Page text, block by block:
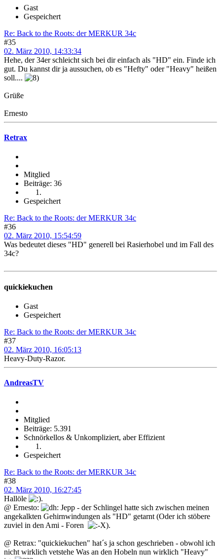
Gast
Gespeichert
Re: Back to the Roots: der MERKUR 34c
#35
02. März 2010, 14:33:34
Hehe, der 34er schleicht sich bei dir einfach als "HD" ein. Finde ich
gut. Du kannst dir ja aussuchen, ob es "Hefty" oder "Heavy" heißen
soll....
Grüße
Ernesto
Retrax
Mitglied
Beiträge: 36
Gespeichert
Re: Back to the Roots: der MERKUR 34c
#36
02. März 2010, 15:54:59
Was bedeutet dieses "HD" generell bei Rasierhobel und im Fall des
34c?
quickiekuchen
Gast
Gespeichert
Re: Back to the Roots: der MERKUR 34c
#37
02. März 2010, 16:05:13
Heavy-Duty-Razor.
AndreasTV
Mitglied
Beiträge: 5.391
Schnörkellos & Unkompliziert, aber Effizient
Gespeichert
Re: Back to the Roots: der MERKUR 34c
#38
02. März 2010, 16:27:45
Hallöle
.
@ Ernesto:
Jepp - der Schlingel hatte sich zwischen meinen
angekalkten Gehirnwindungen als "HD" getarnt (Oder ich stöbere
zuviel in den Ami - Foren
).
@ Retrax: "quickiekuchen" hat´s ja schon geschrieben - obwohl ich
nicht wirklich vetstehe Was an den Hobeln nun wirklich "Heavy"